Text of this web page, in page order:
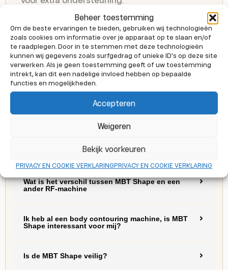
Beheer toestemming
Om de beste ervaringen te bieden, gebruiken wij technologieën
zoals cookies om informatie over je apparaat op te slaan en/of
te raadplegen. Door in te stemmen met deze technologieën
kunnen wij gegevens zoals surfgedrag of unieke ID's op deze site
verwerken. Als je geen toestemming geeft of uw toestemming
intrekt, kan dit een nadelige invloed hebben op bepaalde
functies en mogelijkheden.
Accepteren
Weigeren
Bekijk voorkeuren
PRIVACY EN COOKIE VERKLARINGPRIVACY EN COOKIE VERKLARING
Daarnaast bieden wij ter ondersteuning
trainingen aan voor bindweefselmassage en
manuele lymfedrainage. Tijdens deze
trainingen gaan we ook in op de opbouw van
de huid en op de oorzaken van cellulite en
oedeem.
Hoe werkt de financiering?
Wat is het verschil tussen MBT Shape en LPG?
Wat is het verschil tussen MBT Shape en een
ander RF-machine
Ik heb al een body contouring machine, is MBT
Shape interessant voor mij?
Is de MBT Shape veilig?